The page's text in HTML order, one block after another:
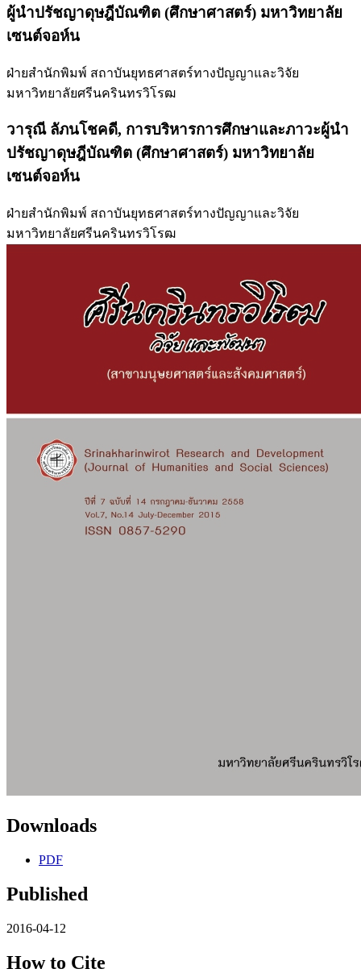
ผู้นำปรัชญาดุษฎีบัณฑิต (ศึกษาศาสตร์) มหาวิทยาลัย
เซนต์จอห์น
ฝ่ายสำนักพิมพ์ สถาบันยุทธศาสตร์ทางปัญญาและวิจัย
มหาวิทยาลัยศรีนครินทรวิโรฒ
วารุณี ลัภนโชคดี, การบริหารการศึกษาและภาวะผู้นำ
ปรัชญาดุษฎีบัณฑิต (ศึกษาศาสตร์) มหาวิทยาลัย
เซนต์จอห์น
ฝ่ายสำนักพิมพ์ สถาบันยุทธศาสตร์ทางปัญญาและวิจัย
มหาวิทยาลัยศรีนครินทรวิโรฒ
Downloads
PDF
Published
2016-04-12
How to Cite